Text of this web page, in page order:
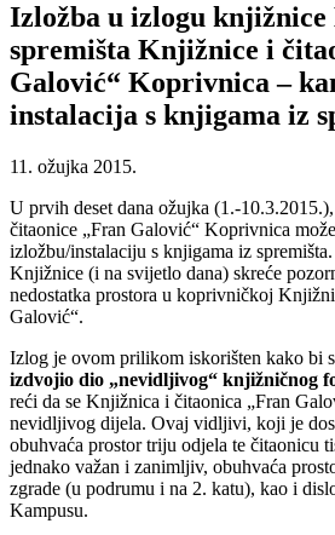
Izložba u izlogu
spremišta Knjižnice i
Galović“ Koprivnica –
instalacija s knjigama iz
11. ožujka 2015.
U prvih deset dana ožujka (1.-
čitaonice „Fran Galović“ Koprivnica
izložbu/instalaciju s knjigama iz
Knjižnice (i na svijetlo dana) skreće
nedostatka prostora u koprivničkoj
Galović“.
Izlog je ovom prilikom iskorišten kako bi
izdvojio dio „nevidljivog“ knjižničnog
reći da se Knjižnica i čitaonica „Fran
nevidljivog dijela. Ovaj vidljivi, koji je
obuhvaća prostor triju odjela te čitaonicu
jednako važan i zanimljiv, obuhvaća
zgrade (u podrumu i na 2. katu), kao i
Kampusu.